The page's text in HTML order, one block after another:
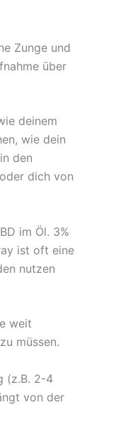
Zunge und
über
deinem
wie dein
den
dich von
im Öl. 3%
ist oft eine
nutzen
weit
müssen.
(z.B. 2-4
von der